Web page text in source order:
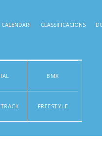
CALENDARI CLASSIFICACIONS
BMX
FREESTYLE